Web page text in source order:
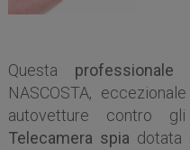
Questa professionale
NASCOSTA,
autovetture contro
Telecamera spia dotata